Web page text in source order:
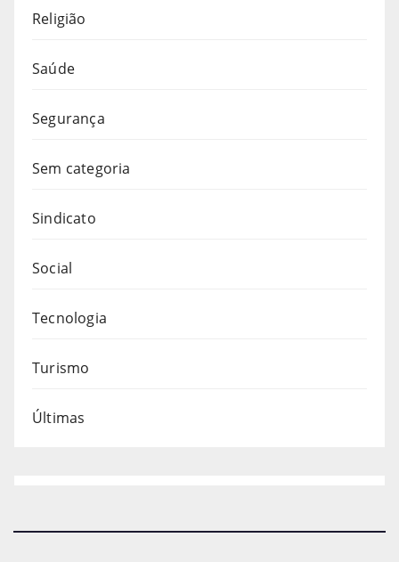
Religião
Saúde
Segurança
Sem categoria
Sindicato
Social
Tecnologia
Turismo
Últimas